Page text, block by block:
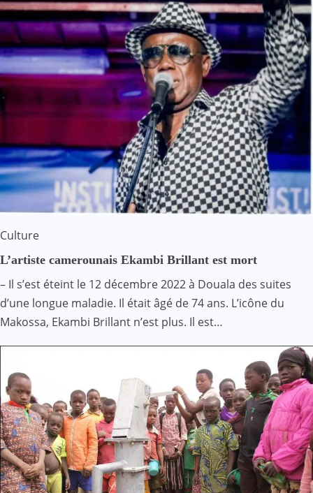
Culture
L’artiste camerounais Ekambi Brillant est mort
– Il s’est éteint le 12 décembre 2022 à Douala des suites
d’une longue maladie. Il était âgé de 74 ans. L’icône du
Makossa, Ekambi Brillant n’est plus. Il est…